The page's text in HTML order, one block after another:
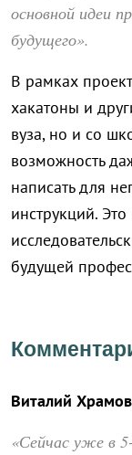
основной идеи
будущего».
В рамках
хакатоны и
вуза, но и со
возможность
написать для
инструкций.
будущей
Виталий
«Сейчас уже в